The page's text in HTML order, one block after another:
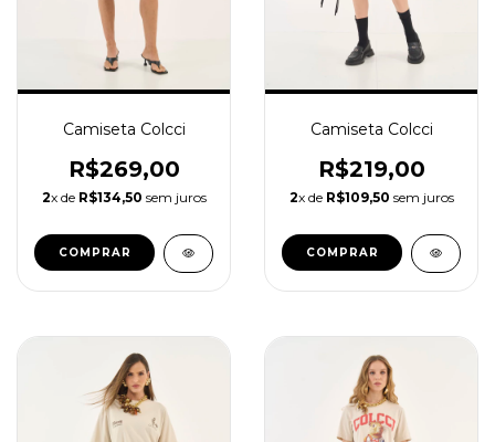
Camiseta Colcci
R$269,00
2x de R$134,50 sem juros
COMPRAR
Camiseta Colcci
R$219,00
2x de R$109,50 sem juros
COMPRAR